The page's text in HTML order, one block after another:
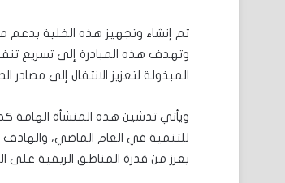
تم إنشاء وتجهيز هذه الخلية بدعم من
وتهدف هذه المبادرة إلى تسريع
المبذولة لتعزيز الانتقال إلى
ويأتي تدشين هذه المنشأة الهامة
يعزز من قدرة المناطق الريفية على